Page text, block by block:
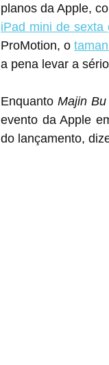
planos da Apple,
iPad mini de sexta
ProMotion, o
a pena levar a
Enquanto Majin Bu
evento da Apple
do lançamento,